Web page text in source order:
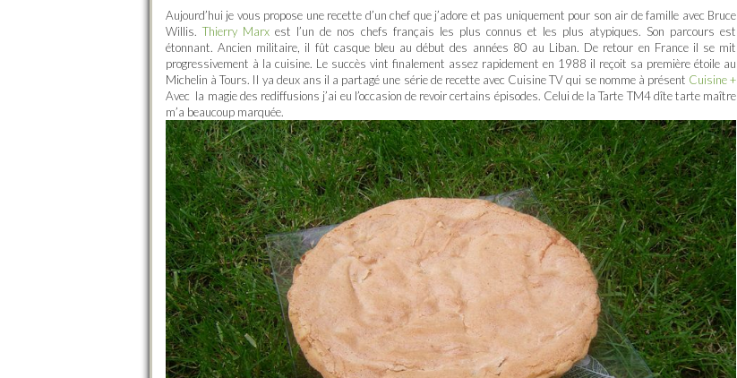
Aujourd’hui je vous propose une recette d’un chef que j’adore et pas uniquement pour son air de famille avec Bruce
Willis.Thierry Marx est l’un de nos chefs français les plus connus et les plus atypiques. Son parcours est
étonnant. Ancien militaire, il fût casque bleu au début des années 80 au Liban. De retour en France il se mit
progressivement à la cuisine. Le succès vint finalement assez rapidement en 1988 il reçoit sa première étoile au
Michelin à Tours. Il ya deux ans il a partagé une série de recette avec Cuisine TV qui se nomme à présent Cuisine +
Avec la magie des rediffusions j’ai eu l’occasion de revoir certains épisodes. Celui de la Tarte TM4 dîte tarte maître
m’a beaucoup marquée.